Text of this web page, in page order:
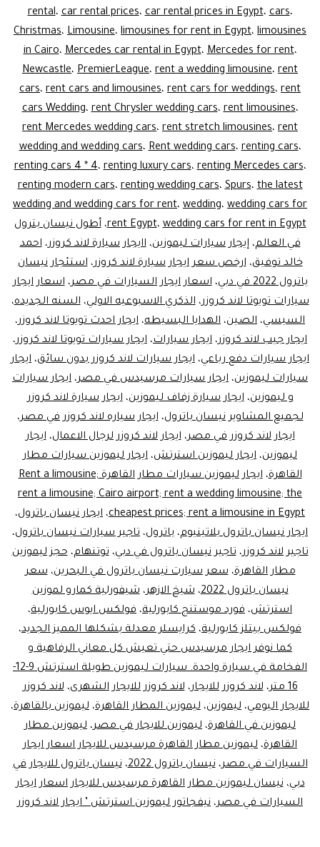
rental،car rental prices،car rental prices in Egypt،cars،
Christmas، Limousine، limousines for rent in Egypt، limousines
in Cairo،Mercedes car rental in Egypt،Mercedes for rent،
Newcastle، PremierLeague، rent a wedding limousine، rent
cars، rent cars and limousines، rent cars for weddings، rent
cars Wedding،rent Chrysler wedding cars،rent limousines،
rent Mercedes wedding cars، rent stretch limousines، rent
wedding and wedding cars،Rent wedding cars،renting cars،
renting cars 4 * 4،renting luxury cars،renting Mercedes cars،
renting modern cars،renting wedding cars،Spurs،the latest
wedding and wedding cars for rent، wedding، wedding cars for
rent Egypt،wedding cars for rent in Egypt ،أطول نيسان بترول
في العالم،إيجار سيارات ليموزين،اايجار سيارة لاند كروزر،احمد
خالد توفيق،ارخص سعر ايجار سيارة لاند كروزر،استئجار نيسان
باترول 2022 في دبي
،اسعار ايجار السيارات في مصر،اسعار ايجار
سيارات تويوتا لاند كروزر،الذكري الاسبوعيه الاولي،السنه الجديده،
السيسي، الصين، الهدايا البسيطه، ايجار احدث تويوتا لاند كروزر،
ايجار جيب لاند كروزر، ايجار سيارات، ايجار سيارات تويوتا لاند كروزر،
ايجار سيارات دفع رباعي، ايجار سيارات لاند كروزر بدون سائق، ايجار
سيارات ليموزين، ايجار سيارات مرسيدس في مصر، ايجار سيارات
و ليموزين،ايجار سيارة زفاف ليموزين،ايجار سيارة لاند كروزر
لجميع المشاوير نيسان باترول،ايجار سياره لاند كروزر في مصر،
ايجار لاند كروزر في مصر،ايجار لاند كروزر لرجال الاعمال،ايجار
ليموزين، ايجار ليموزين استرتش، ايجار ليموزين سيارات مطار
القاهرة،
ايجار ليموزين سيارات مطار القاهرة Rent a limousine;
rent a limousine; Cairo airport; rent a wedding limousine; the
cheapest prices; rent a limousine in Egypt، ايجار نيسان باترول،
ايجار نيسان باترول بلاتينيوم، باترول، تاجير سيارات نيسان باترول،
تاجير لاند كروزر،تاجير نيسان باترول في دبي،توتنهام،حجز ليموزين
مطار القاهرة،سعر سيارت نيسان باترول في البحرين،سعر
نيسان باترول 2022
،شيخ الازهر،شيفورلية كمارو لموزين
استرتش، فورد موستنج كابورلية، فولكس ايوس كابورلية،
فولكس بيتلز كابورلية، كرايسلر معدلة بشكلها المميز الجديد،
كما نوفر ايجار مرسيدس حتي تعيش كل معاني الرفاهية و
الفخامة في سيارة واحدة. سيارات ليموزين طويلة استرتش 9-12-
16 متر
،لاند كروزر للايجار،لاند كروزر للايجار الشهرى،لاند كروزر
للايجار اليومي، ليموزين، ليموزين المطار القاهرة، ليموزين بالقاهرة،
ليموزين في القاهرة، ليموزين للايجار في مصر، ليموزين مطار
القاهرة، ليموزين مطار القاهرة مرسيدس للايجار اسعار ايجار
السيارات في مصر،نيسان باترول 2022 ،نيسان باترول للايجار في
دبي،نيسان ليموزين مطار القاهرة مرسيدس للايجار اسعار ايجار
السيارات في مصر، نيفجاتور ليموزين استرتش ’ ايجار لاند كروزر